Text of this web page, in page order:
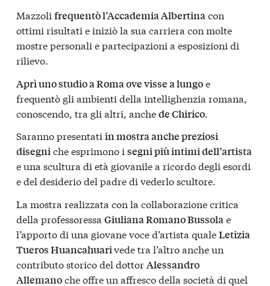
Mazzoli frequentò l’Accademia Albertinacon
ottimi risultati e iniziò la sua carriera con molte
mostre personali e partecipazioni a esposizioni di
rilievo.
Aprì uno studio a Roma ove visse a lungoe
frequentò gli ambienti della intellighenzia romana,
conoscendo, tra gli altri, anchede Chirico.
Saranno presentati in mostra anche preziosi
disegniche esprimono i segni più intimi dell’artista
e una scultura di età giovanile a ricordo degli esordi
e del desiderio del padre di vederlo scultore.
La mostra realizzata con la collaborazione critica
della professoressa Giuliana Romano Bussolae
l’apporto di una giovane voce d’artista qualeLetizia
Tueros Huancahuarivede tra l’altro anche un
contributo storico del dottorAlessandro
Allemanoche offre un affresco della società di quel